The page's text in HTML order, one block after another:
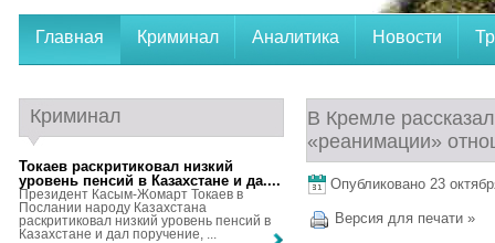
Главная Криминал Аналитика Новости
В Кремле
«реанимации»
Опубликовано 23
Версия для печати »
Криминал
Токаев раскритиковал низкий
уровень пенсий в Казахстане и да....
Президент Касым-Жомарт Токаев в
Послании народу Казахстана
раскритиковал низкий уровень пенсий в
Казахстане и дал поручение, ...